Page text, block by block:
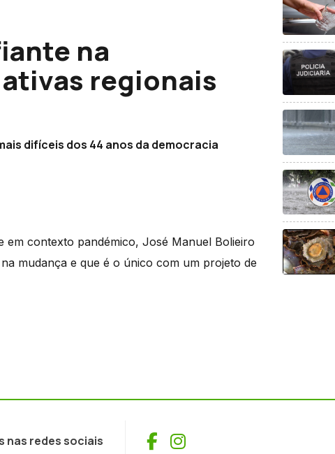
na
regionais
difíceis dos 44 anos da democracia
em contexto pandémico, José Manuel Bolieiro
mudança e que é o único com um projeto de
nas redes sociais Facebook
Instagram